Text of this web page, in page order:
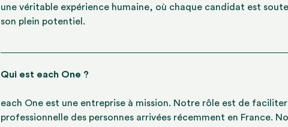
une véritable expérience humaine, où chaque candidat est
son plein potentiel.
Qui est each One ?
each One est une entreprise à mission. Notre rôle est de
professionnelle des personnes arrivées récemment en France.